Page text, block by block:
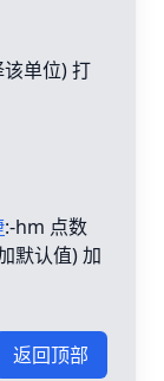
单位) 打
:-hm 点数
默认值) 加
返回顶部